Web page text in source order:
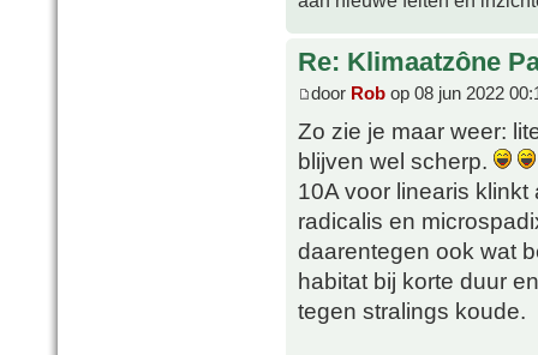
Re: Klimaatzône
door Rob op 08 jun 2022
Zo zie je maar weer:
blijven wel scherp.
10A voor linearis
radicalis en
daarentegen ook wat
habitat bij korte duur
tegen stralings koude.